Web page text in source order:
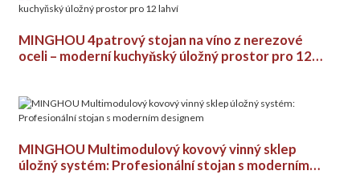
MINGHOU 4patrový stojan na víno z nerezové
oceli – moderní kuchyňský úložný prostor pro 12
MINGHOU Multimodulový kovový vinný sklep
úložný systém: Profesionální stojan s moderním